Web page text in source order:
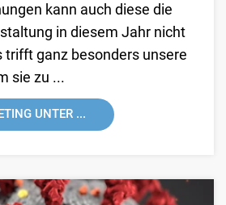
kann auch diese die
in diesem Jahr nicht
trifft ganz besonders unsere
sie zu ...
UNTER ...